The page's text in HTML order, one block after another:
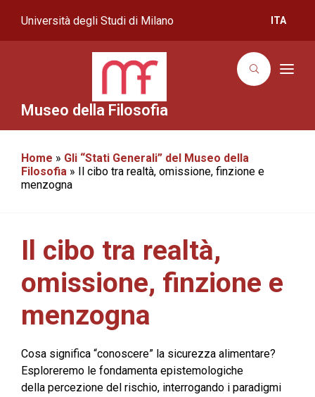
Università degli Studi di Milano ITA
Museo della Filosofia
T
Home » Gli “Stati Generali” del Museo della
Filosofia »
Il cibo tra realtà, omissione, finzione e
menzogna
Il cibo tra realtà,
omissione, finzione e
menzogna
Cosa significa “conoscere” la sicurezza alimentare?
Esploreremo le fondamenta epistemologiche
della percezione del rischio, interrogando i paradigmi